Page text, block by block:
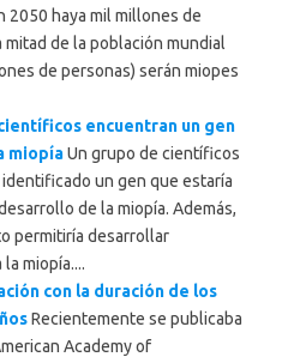
2050 haya mil millones de
mitad de la población mundial
de personas) serán miopes
encuentran un gen
miopíaUn grupo de científicos
un gen que estaría
de la miopía. Además,
permitiría desarrollar
miopía....
con la duración de los
Recientemente se publicaba
Academy of